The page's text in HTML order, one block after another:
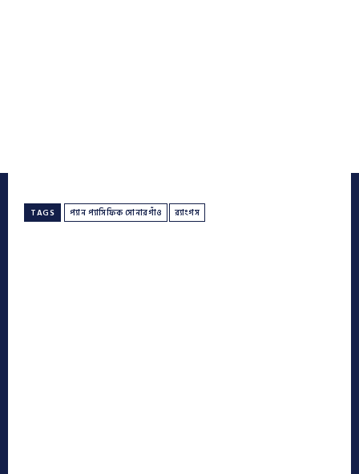
TAGS প্যান প্যাসিফিক সোনারগাঁও র‌্যাংগস